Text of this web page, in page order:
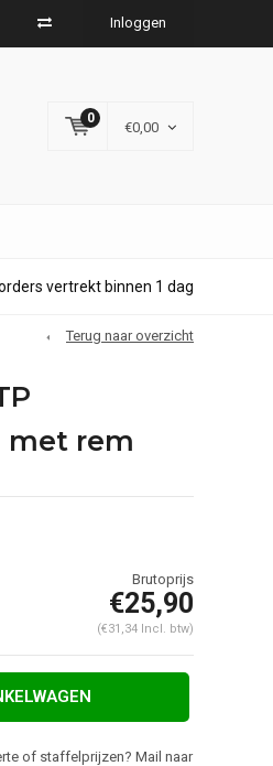
Inloggen
0
€0,00
vertrekt binnen 1 dag
Terug naar overzicht
met rem
€25,90
(€31,34 Incl. btw)
of staffelprijzen? Mail naar